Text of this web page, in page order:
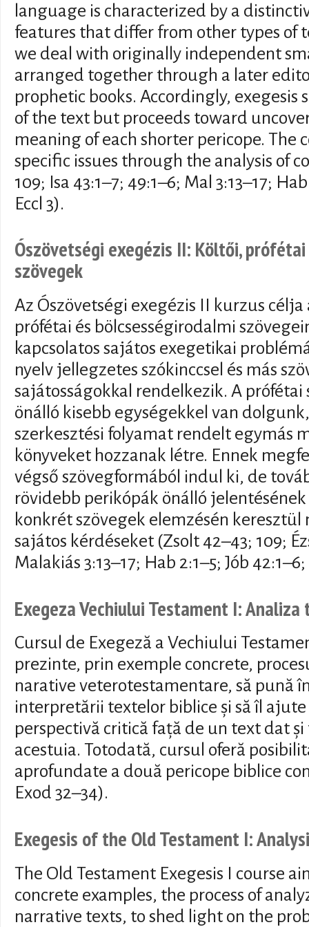
language is characterized by a
features that differ from other types of
we deal with originally independent
arranged together through a later
prophetic books. Accordingly,
of the text but proceeds toward
meaning of each shorter pericope. The
specific issues through the analysis of
109; Isa 43:1–7; 49:1–6; Mal 3:13–17;
Eccl 3).
Ószövetségi exegézis II: Költői,
szövegek
Az Ószövetségi exegézis II kurzus
prófétai és bölcsességirodalmi
kapcsolatos sajátos exegetikai
nyelv jellegzetes szókinccsel és más
sajátosságokkal rendelkezik. A
önálló kisebb egységekkel van
szerkesztési folyamat rendelt egymás
könyveket hozzanak létre. Ennek
végső szövegformából indul ki, de
rövidebb perikópák önálló
konkrét szövegek elemzésén
sajátos kérdéseket (Zsolt 42–43; 109;
Malakiás 3:13–17; Hab 2:1–5; Jób
Exegeza Vechiului Testament I:
Cursul de Exegeză a Vechiului
prezinte, prin exemple concrete,
narative veterotestamentare, să pună
interpretării textelor biblice și să îl
perspectivă critică față de un text dat
acestuia. Totodată, cursul oferă
aprofundate a două pericope biblice
Exod 32–34).
Exegesis of the Old Testament I:
The Old Testament Exegesis I course
concrete examples, the process of
narrative texts, to shed light on the